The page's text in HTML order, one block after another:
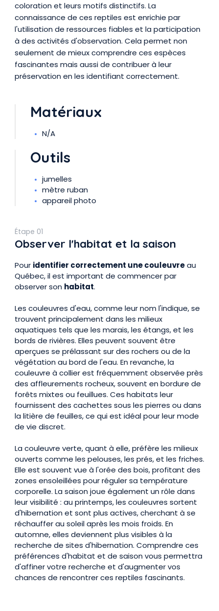
coloration et leurs motifs distinctifs. La
connaissance de ces reptiles est enrichie par
l'utilisation de ressources fiables et la participation
à des activités d'observation. Cela permet non
seulement de mieux comprendre ces espèces
fascinantes mais aussi de contribuer à leur
préservation en les identifiant correctement.
Matériaux
N/A
Outils
jumelles
mètre ruban
appareil photo
Étape 01
Observer l'habitat et la saison
Pour identifier correctement une couleuvreau
Québec, il est important de commencer par
observer son habitat.
Les couleuvres d'eau, comme leur nom l'indique, se
trouvent principalement dans les milieux
aquatiques tels que les marais, les étangs, et les
bords de rivières. Elles peuvent souvent être
aperçues se prélassant sur des rochers ou de la
végétation au bord de l'eau. En revanche, la
couleuvre à collier est fréquemment observée près
des affleurements rocheux, souvent en bordure de
forêts mixtes ou feuillues. Ces habitats leur
fournissent des cachettes sous les pierres ou dans
la litière de feuilles, ce qui est idéal pour leur mode
de vie discret.
La couleuvre verte, quant à elle, préfère les milieux
ouverts comme les pelouses, les prés, et les friches.
Elle est souvent vue à l'orée des bois, profitant des
zones ensoleillées pour réguler sa température
corporelle. La saison joue également un rôle dans
leur visibilité : au printemps, les couleuvres sortent
d'hibernation et sont plus actives, cherchant à se
réchauffer au soleil après les mois froids. En
automne, elles deviennent plus visibles à la
recherche de sites d'hibernation. Comprendre ces
préférences d'habitat et de saison vous permettra
d'affiner votre recherche et d'augmenter vos
chances de rencontrer ces reptiles fascinants.